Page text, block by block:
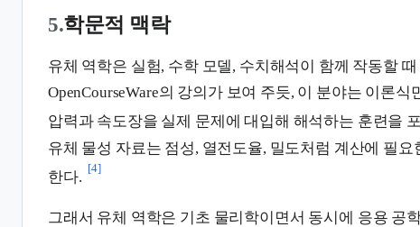
5.학문적 맥락
유체 역학은 실험, 수학 모델, 수치해석이 함께 작동할
OpenCourseWare의 강의가 보여 주듯, 이 분야는 이론
압력과 속도장을 실제 문제에 대입해 해석하는 훈련을
유체 물성 자료는 점성, 열전도율, 밀도처럼 계산에 필
한다.
[4]
그래서 유체 역학은 기초 물리학이면서 동시에 응용 공